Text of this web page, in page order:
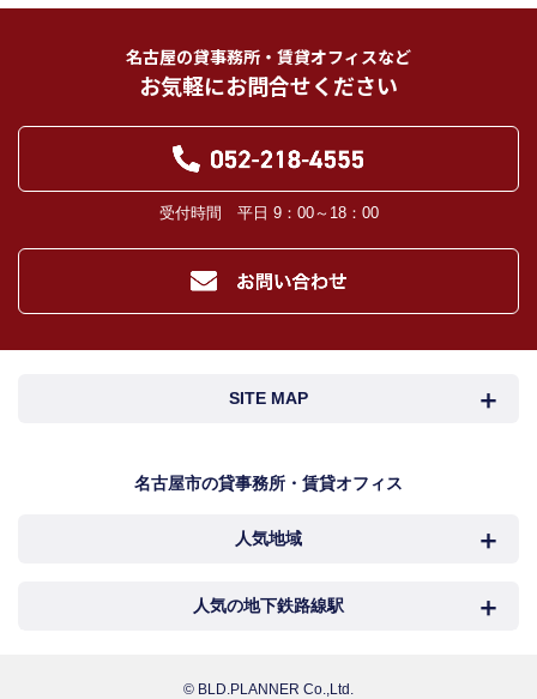
名古屋の貸事務所・賃貸オフィスなど
お気軽にお問合せください
受付時間 平日 9：00～18：00
SITE MAP
名古屋市近郊検索
地図検索
NEWS
おすすめ物件
名古屋市の貸事務所・賃貸オフィス
人気地域
人気の地下鉄路線駅
© BLD.PLANNER Co.,Ltd.